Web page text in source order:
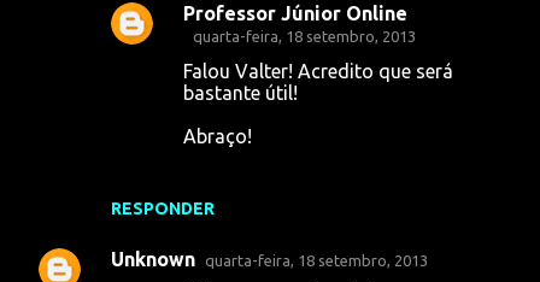
RESPONDER
Professor Júnior Online
quarta-feira, 18 setembro, 2013
Falou Valter! Acredito que será
bastante útil!
Abraço!
Unknown quarta-feira, 18 setembro, 2013